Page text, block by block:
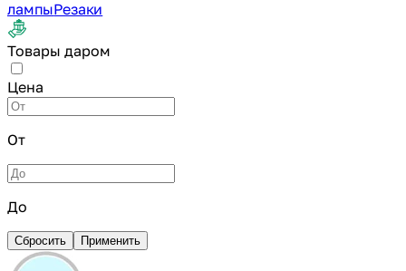
лампыРезаки
Товары даром
Цена
От
До
Сбросить Применить